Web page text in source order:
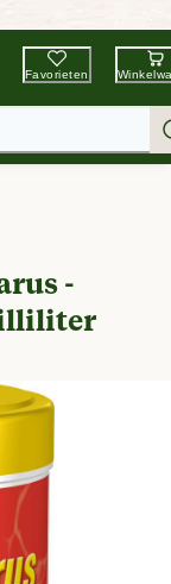
Dier
Favorieten
-